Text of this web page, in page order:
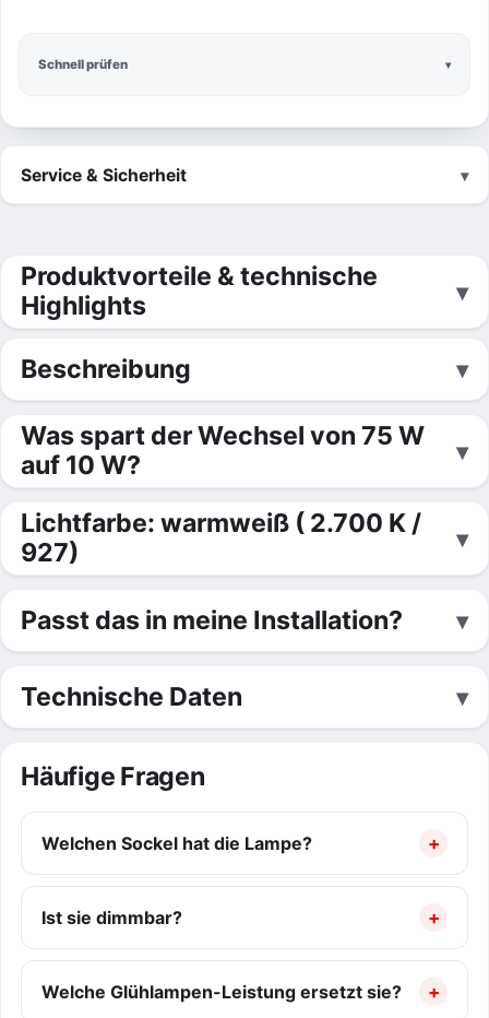
Schnell prüfen
Service & Sicherheit
Produktvorteile & technische
Highlights
Beschreibung
Was spart der Wechsel von 75 W
auf 10 W?
Lichtfarbe: warmweiß ( 2.700 K /
927)
Passt das in meine Installation?
Technische Daten
Häufige Fragen
Welchen Sockel hat die Lampe?
Ist sie dimmbar?
Welche Glühlampen-Leistung ersetzt sie?